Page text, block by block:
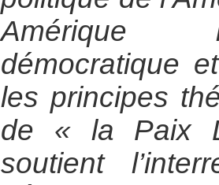
Amérique
démocratique
les principes
de « la Paix
soutient